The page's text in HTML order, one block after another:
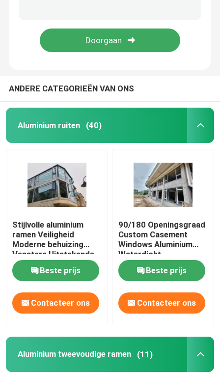
Buitenpergola van aluminium
Aluminium schuifdeuren
Aluminium deuren
de deuren van de aluminiumspil
Aluminium Franse deuren
ANDERE CATEGORIEËN VAN ONS
Aluminium ruiten (40)
Stijlvolle aluminium
ramen Veiligheid
Moderne behuizing
Vensters Uitstekende
weerstand tegen
winddrukBeste prijs
Contacteer ons
90/180 Openingsgraad
Custom Casement
Windows Aluminium
Waterdicht
Beste prijs
Contacteer ons
Aluminium tweevoudige ramen (11)